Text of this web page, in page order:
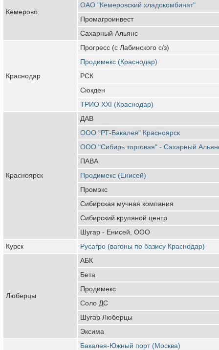
Кемерово
ОАО "Кемеровский хладокомбинат"
Промагроинвест
Сахарный Альянс
Краснодар
Прогресс (с Лабинского с/з)
Продимекс (Краснодар)
РСК
Сюкден
ТРИО XXI (Краснодар)
Красноярск
ДАВ
ООО "РТ-Бакалея" Красноярск
ООО "Сибирь торговая" - Сахарный
ПАВА
Продимекс (Енисей)
Промэкс
Сибирская мучная компания
Сибирский крупяной центр
Шугар - Енисей, ООО
Курск
Русагро (вагоны по базису Краснодар)
Люберцы
АБК
Бета
Продимекс
Соло ДС
Шугар Люберцы
Эксима
Бакалея-Южный порт (Москва)